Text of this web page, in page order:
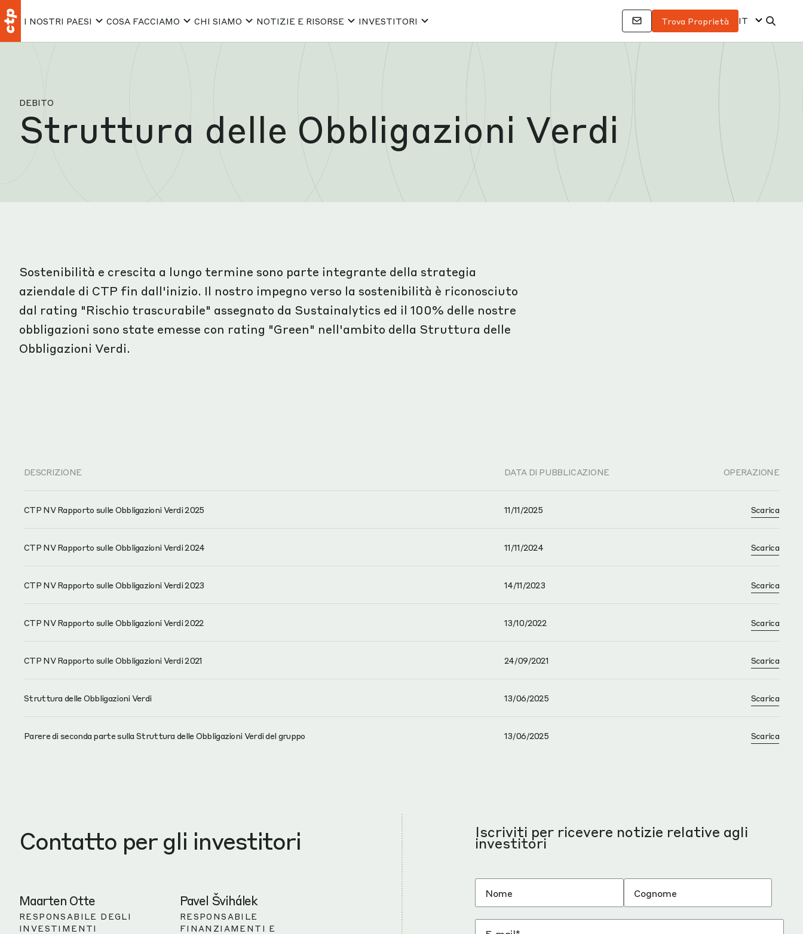
I NOSTRI PAESI COSA FACCIAMO CHI SIAMO NOTIZIE E RISORSE INVESTITORI Trova Proprietà IT
DEBITO
Struttura delle Obbligazioni Verdi
Sostenibilità e crescita a lungo termine sono parte integrante della strategia
aziendale di CTP fin dall'inizio. Il nostro impegno verso la sostenibilità è riconosciuto
dal rating "Rischio trascurabile" assegnato da Sustainalytics ed il 100% delle nostre
obbligazioni sono state emesse con rating "Green" nell'ambito della Struttura delle
Obbligazioni Verdi.
DESCRIZIONE DATA DI PUBBLICAZIONE OPERAZIONE
CTP NV Rapporto sulle Obbligazioni Verdi 2025 11/11/2025 Scarica
CTP NV Rapporto sulle Obbligazioni Verdi 2024 11/11/2024 Scarica
CTP NV Rapporto sulle Obbligazioni Verdi 2023 14/11/2023 Scarica
CTP NV Rapporto sulle Obbligazioni Verdi 2022 13/10/2022 Scarica
CTP NV Rapporto sulle Obbligazioni Verdi 2021 24/09/2021 Scarica
Struttura delle Obbligazioni Verdi 13/06/2025 Scarica
Parere di seconda parte sulla Struttura delle Obbligazioni Verdi del gruppo 13/06/2025 Scarica
Contatto per gli investitori
Maarten Otte
RESPONSABILE DEGLI
INVESTIMENTI
Pavel Švihálek
RESPONSABILE
FINANZIAMENTI E
Iscriviti per ricevere notizie relative agli
investitori